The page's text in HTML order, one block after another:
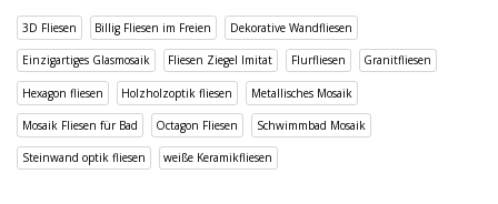
3D Fliesen Billig Fliesen im Freien Dekorative Wandfliesen
Einzigartiges Glasmosaik Fliesen Ziegel Imitat Flurfliesen Granitfliesen
Hexagon fliesen Holzholzoptik fliesen Metallisches Mosaik
Mosaik Fliesen für Bad Octagon Fliesen Schwimmbad Mosaik
Steinwand optik fliesen weiße Keramikfliesen